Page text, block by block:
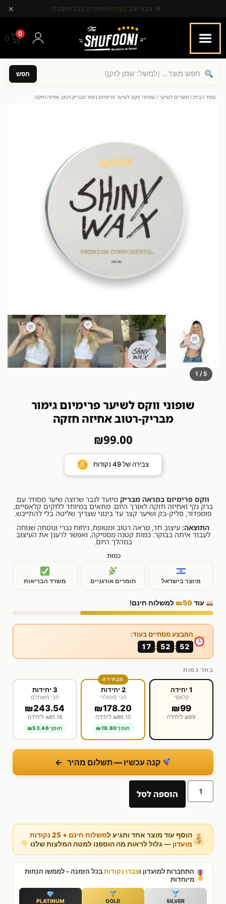
0
0.00
חפש
עמוד הבית / מוצרים לשיער / שופוני ווקס לשיער פרימיום גימור מבריק-רטוב אחיזה חזקה
1 / 5
שופוני ווקס לשיער פרימיום גימור
מבריק-רטוב אחיזה חזקה
₪99.00
צבירה של49 נקודות
ווקס פרימיום במראה מבריק מיועד לגבר שרוצה שיער מסודר עם
ברק נקי ואחיזה חזקה לאורך היום. מתאים במיוחד ללוקים קלאסיים,
פומפדור, סליק-בק ושיער קצר עד בינוני שצריך שליטה בלי להתייבש.
התוצאה: עיצוב חד, מראה רטוב ומטופח, ניחוח גברי ונוסחה שנוחה
לעבוד איתה בבוקר. כמות קטנה מספיקה, ואפשר לרענן את העיצוב
במהלך היום.
כמות:
מיוצר בישראל חומרים אורגניים משרד הבריאות
עוד₪50למשלוח חינם!
המבצע מסתיים בעוד:
17 : 52 : 51
בחר כמות
1 יחידה
קלאסי
₪99
₪99 ליחידה
הבחירה
2 יחידות
הכי פופולרי
₪178.20
₪89.10 ליחידה
חוסך ₪19.80
3 יחידות
הכי משתלם
₪243.54
₪81.18 ליחידה
חוסך ₪53.46
קנה עכשיו — תשלום מהיר ←
הוספה לסל
הוסף עוד מוצר אחד ותגיע ל
משלוח חינם + 25 נקודות
מועדון — גלול לראות מה הוספנו למטה המלצות שלנו
התחברות למועדון וצברו נקודות בכל הזמנה – לממשו הנחות
מיוחדות
SILVER
GOLD
PLATINUM
מוצרים באישורמשרד הבריאות ותקן GMP ×